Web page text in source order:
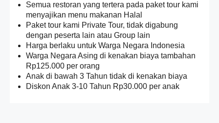
Semua restoran yang tertera pada paket tour kami
menyajikan menu makanan Halal
Paket tour kami Private Tour, tidak digabung
dengan peserta lain atau Group lain
Harga berlaku untuk Warga Negara Indonesia
Warga Negara Asing di kenakan biaya tambahan
Rp125.000 per orang
Anak di bawah 3 Tahun tidak di kenakan biaya
Diskon Anak 3-10 Tahun Rp30.000 per anak